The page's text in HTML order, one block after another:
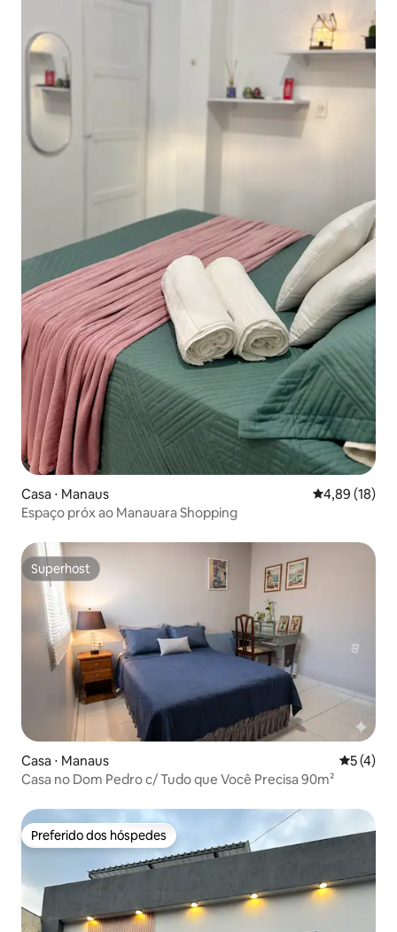
Casa ⋅ Manaus 4,89 de uma
4,89 (18)
Espaço próx ao Manauara Shopping
Superhost
Superhost
Casa ⋅ Manaus 5 de
5 (4)
Casa no Dom Pedro c/ Tudo que Você Precisa 90m²
Preferido dos hóspedes
Preferido dos hóspedes